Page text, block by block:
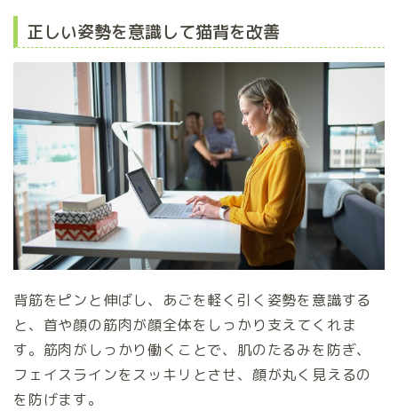
正しい姿勢を意識して猫背を改善
背筋をピンと伸ばし、あごを軽く引く姿勢を意識する
と、首や顔の筋肉が顔全体をしっかり支えてくれま
す。筋肉がしっかり働くことで、肌のたるみを防ぎ、
フェイスラインをスッキリとさせ、顔が丸く見えるの
を防げます。